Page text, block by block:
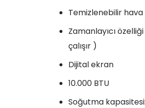
Temizlenebilir
Zamanlayıcı
çalışır )
Dijital ekran
10.000 BTU
Soğutma